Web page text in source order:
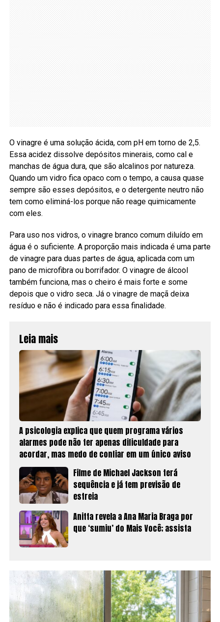
O vinagre é uma solução ácida, com pH em torno de 2,5.
Essa acidez dissolve depósitos minerais, como cal e
manchas de água dura, que são alcalinos por natureza.
Quando um vidro fica opaco com o tempo, a causa quase
sempre são esses depósitos, e o detergente neutro não
tem como eliminá-los porque não reage quimicamente
com eles.
Para uso nos vidros, o vinagre branco comum diluído em
água é o suficiente. A proporção mais indicada é uma parte
de vinagre para duas partes de água, aplicada com um
pano de microfibra ou borrifador. O vinagre de álcool
também funciona, mas o cheiro é mais forte e some
depois que o vidro seca. Já o vinagre de maçã deixa
resíduo e não é indicado para essa finalidade.
Leia mais
A psicologia explica que quem programa vários
alarmes pode não ter apenas dificuldade para
acordar, mas medo de confiar em um único aviso
Filme de Michael Jackson terá
sequência e já tem previsão de
estreia
Anitta revela a Ana Maria Braga por
que ‘sumiu’ do Mais Você; assista